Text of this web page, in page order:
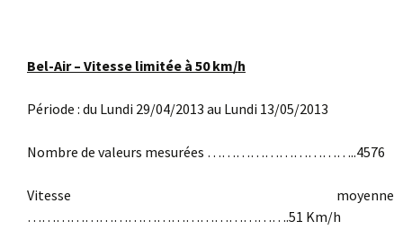
Bel-Air – Vitesse limitée à 50 km/h
Période : du Lundi 29/04/2013 au Lundi 13/05/2013
Nombre de valeurs mesurées …………………………..4576
Vitesse moyenne
……………………………………………….51 Km/h